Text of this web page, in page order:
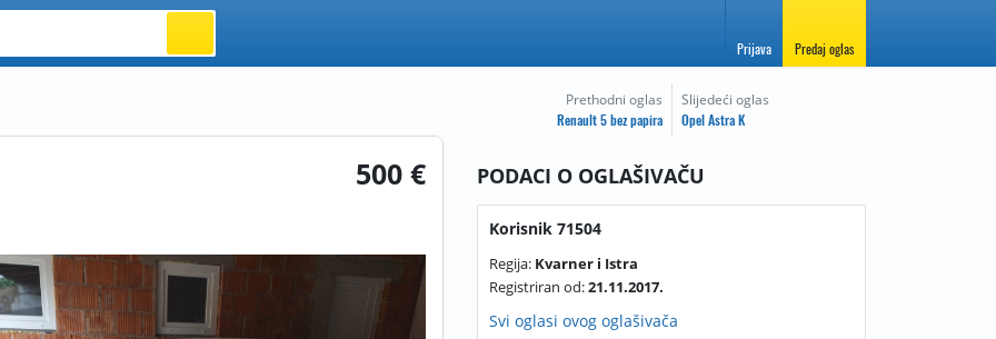
Prijava Predaj oglas
500 €
Prethodni oglas
Renault 5 bez papira
Slijedeći oglas
Opel Astra K
PODACI O OGLAŠIVAČU
Korisnik 71504
Regija: Kvarner i Istra
Registriran od:21.11.2017.
Svi oglasi ovog oglašivača